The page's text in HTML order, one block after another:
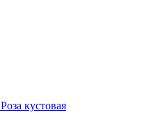
Роза кустовая